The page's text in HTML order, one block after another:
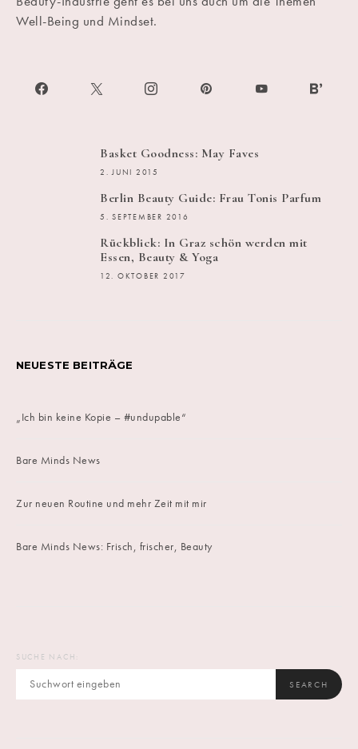
Well-Being und Mindset.
Basket Goodness: May Faves
2. JUNI 2015
Berlin Beauty Guide: Frau Tonis Parfum
5. SEPTEMBER 2016
Rückblick: In Graz schön werden mit
Essen, Beauty & Yoga
12. OKTOBER 2017
NEUESTE BEITRÄGE
„Ich bin keine Kopie – #undupable“
Bare Minds News
Zur neuen Routine und mehr Zeit mit mir
Bare Minds News: Frisch, frischer, Beauty
SUCHE NACH:
SEARCH